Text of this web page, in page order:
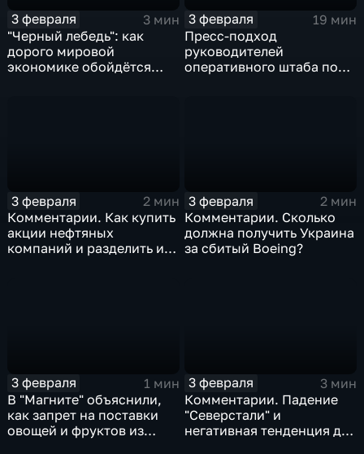
3 февраля
3 мин
"Черный лебедь": как
дорого мировой
экономике обойдётся
3 февраля
19 мин
Пресс-подход
руководителей
оперативного штаба по
3 февраля
2 мин
Комментарии. Как купить
акции нефтяных
компаний и разделить их
3 февраля
2 мин
Комментарии. Сколько
должна получить Украина
за сбитый Boeing?
3 февраля
1 мин
В "Магните" объяснили,
как запрет на поставки
овощей и фруктов из
3 февраля
3 мин
Комментарии. Падение
"Северстали" и
негативная тенденция для